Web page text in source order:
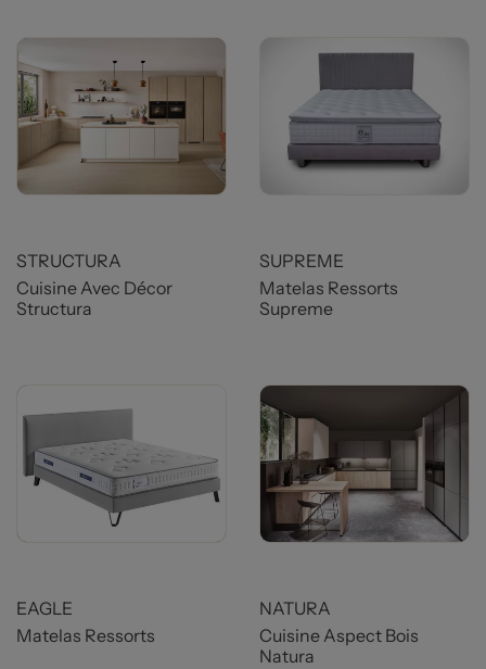
STRUCTURA
Cuisine Avec Décor
Structura
SUPREME
Matelas Ressorts
Supreme
EAGLE
Matelas Ressorts
NATURA
Cuisine Aspect Bois
Natura